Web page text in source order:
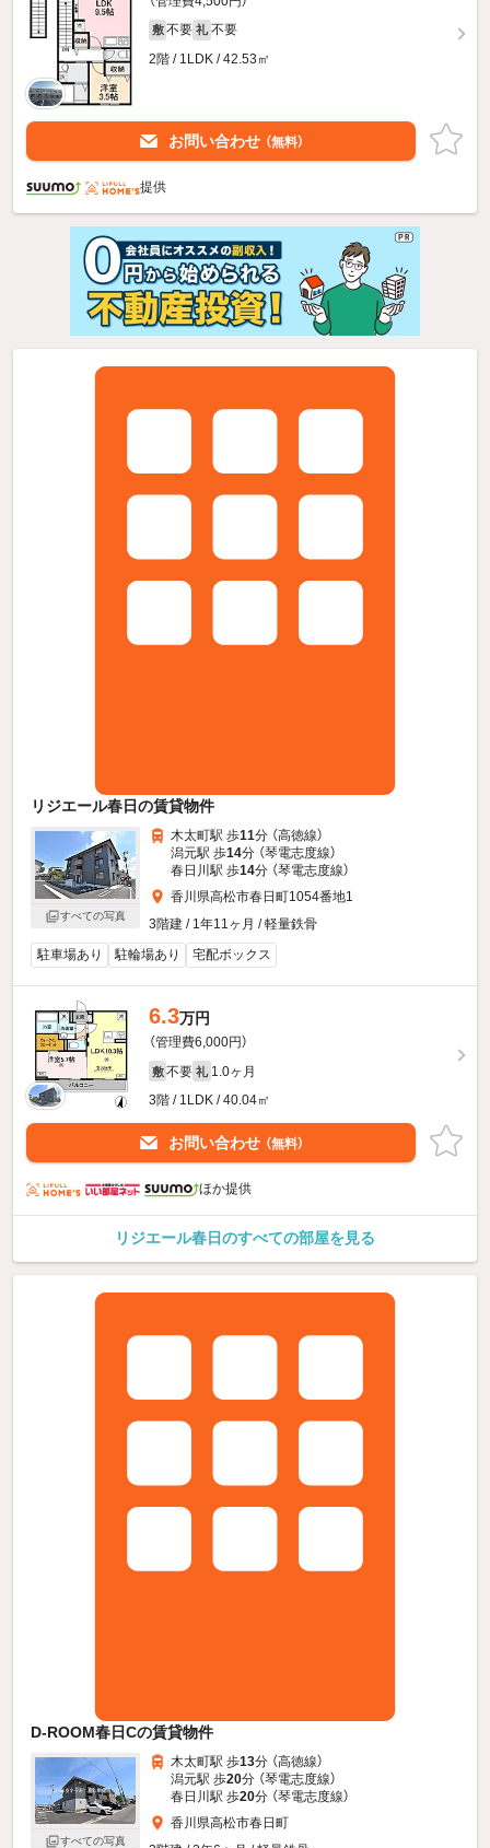
敷 不要 礼 不要
2階 / 1LDK / 42.53㎡
お問い合わせ （無料）
提供
リジエール春日の賃貸物件
すべての写真
木太町駅 歩11分 （高徳線）
潟元駅 歩14分 （琴電志度線）
春日川駅 歩14分 （琴電志度線）
香川県高松市春日町1054番地1
3階建 / 1年11ヶ月 / 軽量鉄骨
駐車場あり
駐輪場あり 宅配ボックス
6.3万円
（管理費6,000円）
敷 不要 礼 1.0ヶ月
3階 / 1LDK / 40.04㎡
お問い合わせ （無料）
ほか提供
リジエール春日のすべての部屋を見る
D-ROOM春日Cの賃貸物件
すべての写真
木太町駅 歩13分 （高徳線）
潟元駅 歩20分 （琴電志度線）
春日川駅 歩20分 （琴電志度線）
香川県高松市春日町